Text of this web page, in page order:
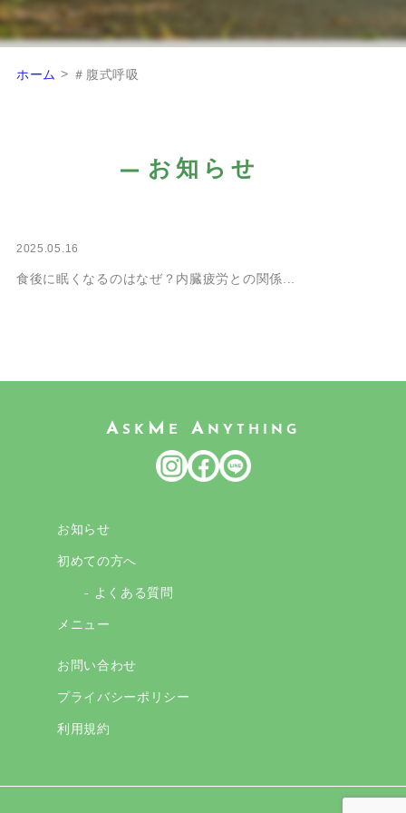
ホーム > ＃腹式呼吸
お知らせ
2025.05.16
食後に眠くなるのはなぜ？内臓疲労との関係...
A SK M E A NYTHING
お知らせ
初めての方へ
- よくある質問
メニュー
お問い合わせ
プライバシーポリシー
利用規約